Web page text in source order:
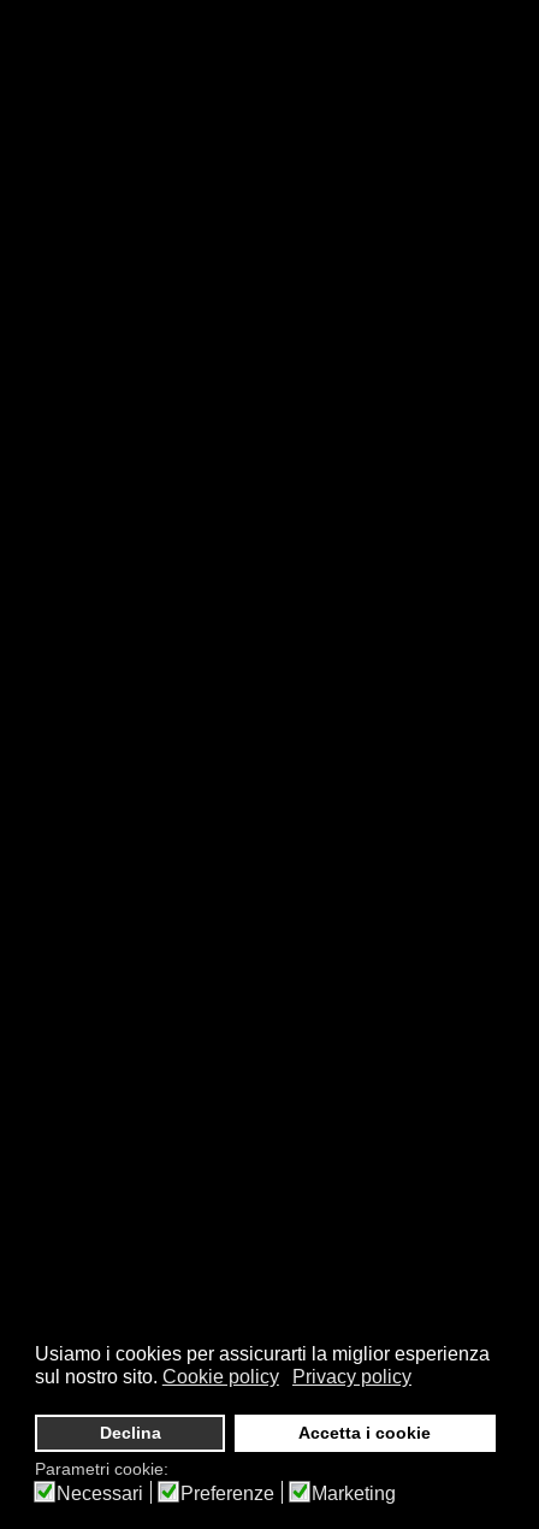
Usiamo i cookies per assicurarti la miglior esperienza
sul nostro sito. Cookie policy Privacy policy
Declina
Accetta i cookie
Parametri cookie:
Necessari Preferenze Marketing